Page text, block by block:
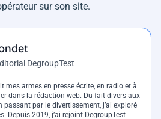
sur son site.
DegroupTest
mes armes en presse écrite, en radio et à
dans la rédaction web. Du fait divers aux
passant par le divertissement, j’ai exploré
Depuis 2019, j’ai rejoint DegroupTest